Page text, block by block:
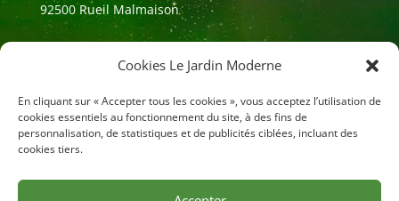
Cookies Le Jardin Moderne
En cliquant sur « Accepter tous les cookies », vous acceptez l’utilisation de
cookies essentiels au fonctionnement du site, à des fins de
personnalisation, de statistiques et de publicités ciblées, incluant des
cookies tiers.
92500 Rueil Malmaison